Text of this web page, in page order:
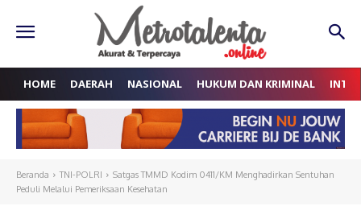
HOME DAERAH NASIONAL HUKUM DAN KRIMINAL
Beranda TNI-POLRI
Satgas TMMD Kodim 0411/KM Menghadirkan Sentuhan
Peduli Melalui Pemeriksaan Kesehatan